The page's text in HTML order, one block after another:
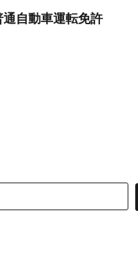
通自動車運転免許